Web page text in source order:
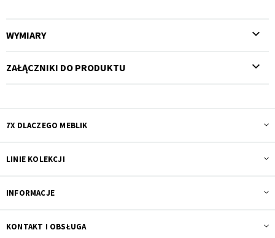
WYMIARY
ZAŁĄCZNIKI DO PRODUKTU
7X DLACZEGO MEBLIK
LINIE KOLEKCJI
INFORMACJE
KONTAKT I OBSŁUGA